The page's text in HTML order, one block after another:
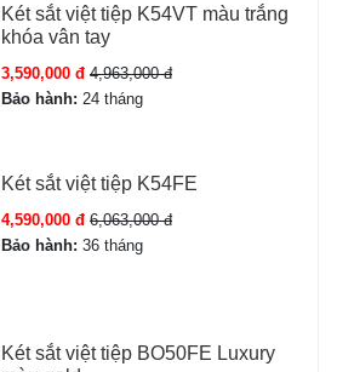
Két sắt việt tiệp K54VT màu trắng
khóa vân tay
3,590,000 đ 4,963,000 đ
Bảo hành: 24 tháng
Két sắt việt tiệp K54FE
4,590,000 đ 6,063,000 đ
Bảo hành: 36 tháng
Két sắt việt tiệp BO50FE Luxury